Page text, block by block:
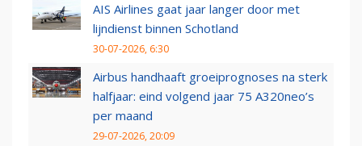
AIS Airlines gaat jaar langer door met
lijndienst binnen Schotland
30-07-2026, 6:30
Airbus handhaaft groeiprognoses na sterk
halfjaar: eind volgend jaar 75 A320neo’s
per maand
29-07-2026, 20:09